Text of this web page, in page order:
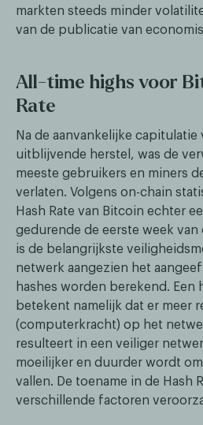
markten steeds minder
van de publicatie van
All-time highs voor
Rate
Na de aanvankelijke capitulatie
uitblijvende herstel, was de
meeste gebruikers en miners
verlaten. Volgens on-chain
Hash Rate van Bitcoin echter
gedurende de eerste week van
is de belangrijkste
netwerk aangezien het
hashes worden berekend. Een
betekent namelijk dat er meer
(computerkracht) op het
resulteert in een veiliger
moeilijker en duurder wordt
vallen. De toename in de Hash
verschillende factoren